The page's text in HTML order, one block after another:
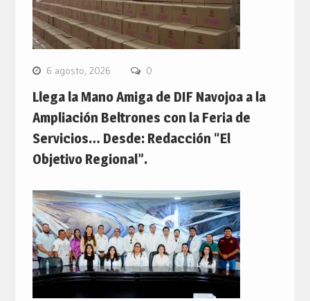
6 agosto, 2026 0
Llega la Mano Amiga de DIF Navojoa a la
Ampliación Beltrones con la Feria de
Servicios… Desde: Redacción “El
Objetivo Regional”.